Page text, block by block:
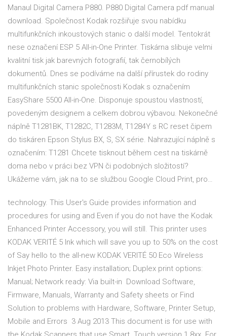
Manaul Digital Camera P880. P880 Digital Camera pdf manual
download. Společnost Kodak rozšiřuje svou nabídku
multifunkčních inkoustových stanic o další model. Tentokrát
nese označení ESP 5 All-in-One Printer. Tiskárna slibuje velmi
kvalitní tisk jak barevných fotografií, tak černobílých
dokumentů. Dnes se podíváme na další přírustek do rodiny
multifunkčních stanic společnosti Kodak s označením
EasyShare 5500 All-in-One. Disponuje spoustou vlastností,
povedeným designem a celkem dobrou výbavou. Nekonečné
náplně T1281BK, T1282C, T1283M, T1284Y s RC reset čipem
do tiskáren Epson Stylus BX, S, SX série. Nahrazující náplně s
označením: T1281 Chcete tisknout během cest na tiskárně
doma nebo v práci bez VPN či podobných složitostí?
Ukážeme vám, jak na to se službou Google Cloud Print, pro…
technology. This User's Guide provides information and
procedures for using and Even if you do not have the Kodak
Enhanced Printer Accessory, you will still. This printer uses
KODAK VERITÉ 5 Ink which will save you up to 50% on the cost
of Say hello to the all-new KODAK VERITÉ 50 Eco Wireless
Inkjet Photo Printer. Easy installation; Duplex print options:
Manual; Network ready: Via built-in Download Software,
Firmware, Manuals, Warranty and Safety sheets or Find
Solution to problems with Hardware, Software, Printer Setup,
Mobile and Errors 3 Aug 2013 This document is for use with